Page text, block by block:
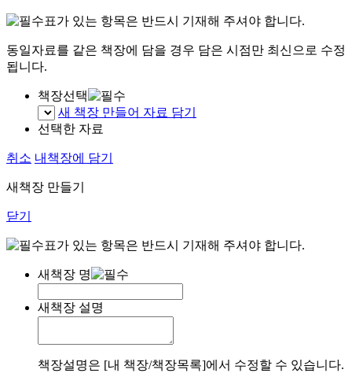
표가 있는 항목은 반드시 기재해 주셔야 합니다.
동일자료를 같은 책장에 담을 경우 담은 시점만 최신으로 수정
됩니다.
책장선택
새 책장 만들어 자료 담기
선택한 자료
취소 내책장에 담기
새책장 만들기
닫기
표가 있는 항목은 반드시 기재해 주셔야 합니다.
새책장 명
새책장 설명
책장설명은 [내 책장/책장목록]에서 수정할 수 있습니다.